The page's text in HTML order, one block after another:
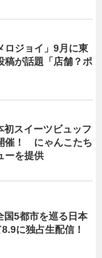
ロジョイ」9月に東
が話題「店舗？ポ
初スイーツビュッフ
催！ にゃんこたち
ーを提供
国5都市を巡る日本
に独占生配信！